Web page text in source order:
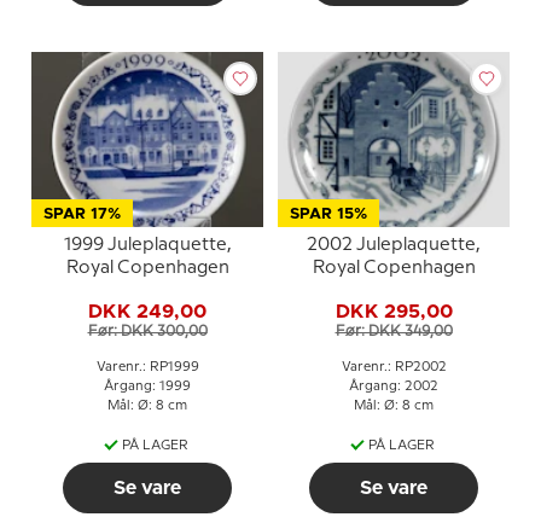
SPAR 17%
1999 Juleplaquette,
Royal Copenhagen
DKK 249,00
Før: DKK 300,00
Varenr.: RP1999
Årgang: 1999
Mål: Ø: 8 cm
PÅ LAGER
Se vare
SPAR 15%
2002 Juleplaquette,
Royal Copenhagen
DKK 295,00
Før: DKK 349,00
Varenr.: RP2002
Årgang: 2002
Mål: Ø: 8 cm
PÅ LAGER
Se vare